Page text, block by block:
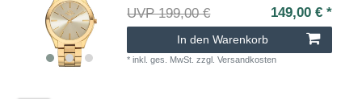
UVP 199,00 € 149,00 € *
In den Warenkorb
*inkl. ges. MwSt. zzgl.Versandkosten